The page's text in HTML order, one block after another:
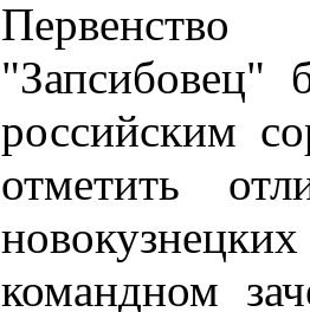
"Запсибовец"
российским
отметить
командном